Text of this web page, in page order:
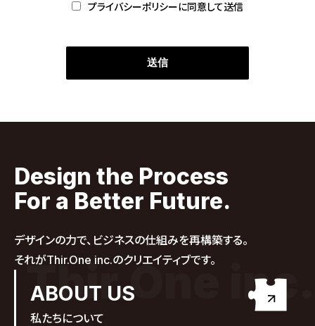
本プライバシーポリシーにおいて「個人情報」とは、氏名、会社名、住
・お問い合わせフォームへの入力
・メール、電話、オンライン会議等でご提供いただく情報
・Cookie を利用したアクセス解析ツール（Google Analytics 等）に
よる取得
当社は取得した個人情報を、以下の目的の範囲内で利用します。
・お問い合わせへの回答、資料送付、見積作成、打ち合わせ等の業務遂
行のため
・契約の締結、業務の遂行、納品、アフターサポートのため
プライバシーポリシーに同意して送信
Thir.One inc.
Design the Process
For a Better Future.
デザインの力で、ビジネスの仕組みを再構築する。
それがThir.One inc.のクリエイティブです。
ABOUT US
私たちについて